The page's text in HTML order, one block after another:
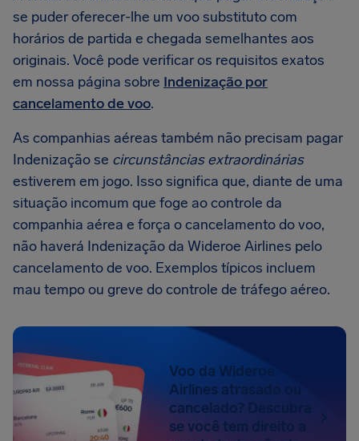
se puder oferecer-lhe um voo substituto com
horários de partida e chegada semelhantes aos
originais. Você pode verificar os requisitos exatos
em nossa página sobre Indenização por
cancelamento de voo.
As companhias aéreas também não precisam pagar
Indenização se circunstâncias extraordinárias
estiverem em jogo. Isso significa que, diante de uma
situação incomum que foge ao controle da
companhia aérea e força o cancelamento do voo,
não haverá Indenização da Wideroe Airlines pelo
cancelamento de voo. Exemplos típicos incluem
mau tempo ou greve do controle de tráfego aéreo.
Voo da Wideroe
Airlines atrasado ou
cancelado? Descubra
se você tem direito a